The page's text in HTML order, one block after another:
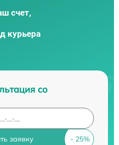
счет,
курьера
со
заявку